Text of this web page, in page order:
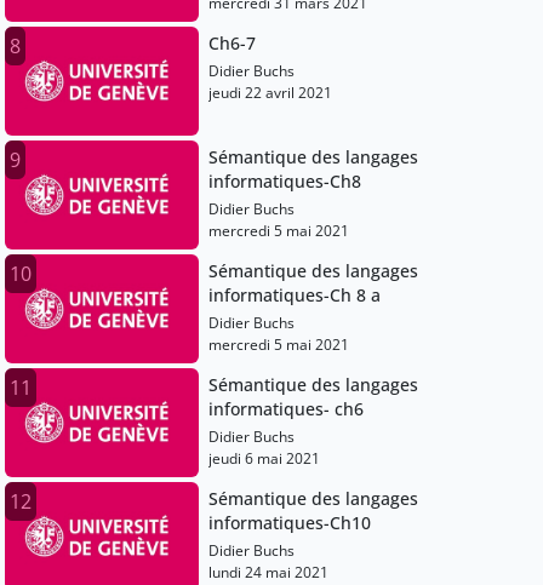
8 Ch6-7
Didier Buchs
jeudi 22 avril 2021
9
Sémantique des langages
informatiques-Ch8
Didier Buchs
mercredi 5 mai 2021
10
Sémantique des langages
informatiques-Ch 8 a
Didier Buchs
mercredi 5 mai 2021
11
Sémantique des langages
informatiques- ch6
Didier Buchs
jeudi 6 mai 2021
12
Sémantique des langages
informatiques-Ch10
Didier Buchs
lundi 24 mai 2021